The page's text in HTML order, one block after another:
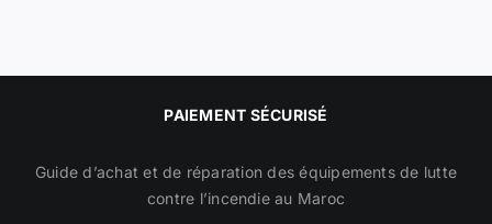
PAIEMENT SÉCURISÉ
Guide d’achat et de réparation des équipements de lutte
contre l’incendie au Maroc